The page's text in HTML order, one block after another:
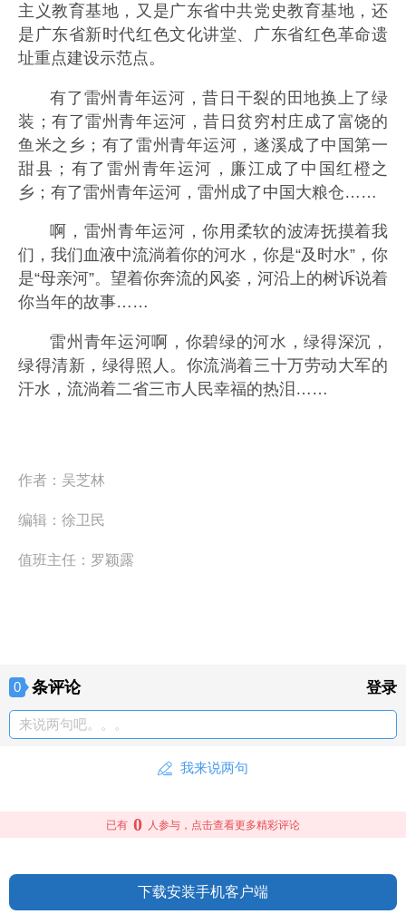
主义教育基地，又是广东省中共党史教育基地，还
是广东省新时代红色文化讲堂、广东省红色革命遗
址重点建设示范点。
有了雷州青年运河，昔日干裂的田地换上了绿
装；有了雷州青年运河，昔日贫穷村庄成了富饶的
鱼米之乡；有了雷州青年运河，遂溪成了中国第一
甜县；有了雷州青年运河，廉江成了中国红橙之
乡；有了雷州青年运河，雷州成了中国大粮仓……
啊，雷州青年运河，你用柔软的波涛抚摸着我
们，我们血液中流淌着你的河水，你是“及时水”，你
是“母亲河”。望着你奔流的风姿，河沿上的树诉说着
你当年的故事……
雷州青年运河啊，你碧绿的河水，绿得深沉，
绿得清新，绿得照人。你流淌着三十万劳动大军的
汗水，流淌着二省三市人民幸福的热泪……
作者： 吴芝林
编辑： 徐卫民
值班主任： 罗颖露
0 条评论 登录
来说两句吧。。。
我来说两句
已有 0 人参与，点击查看更多精彩评论
下载安装手机客户端